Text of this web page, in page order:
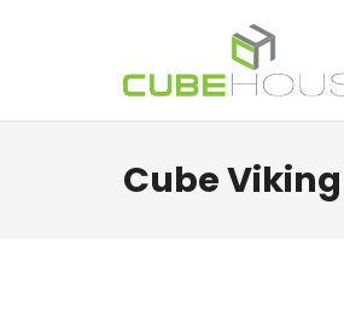
Cube Viking